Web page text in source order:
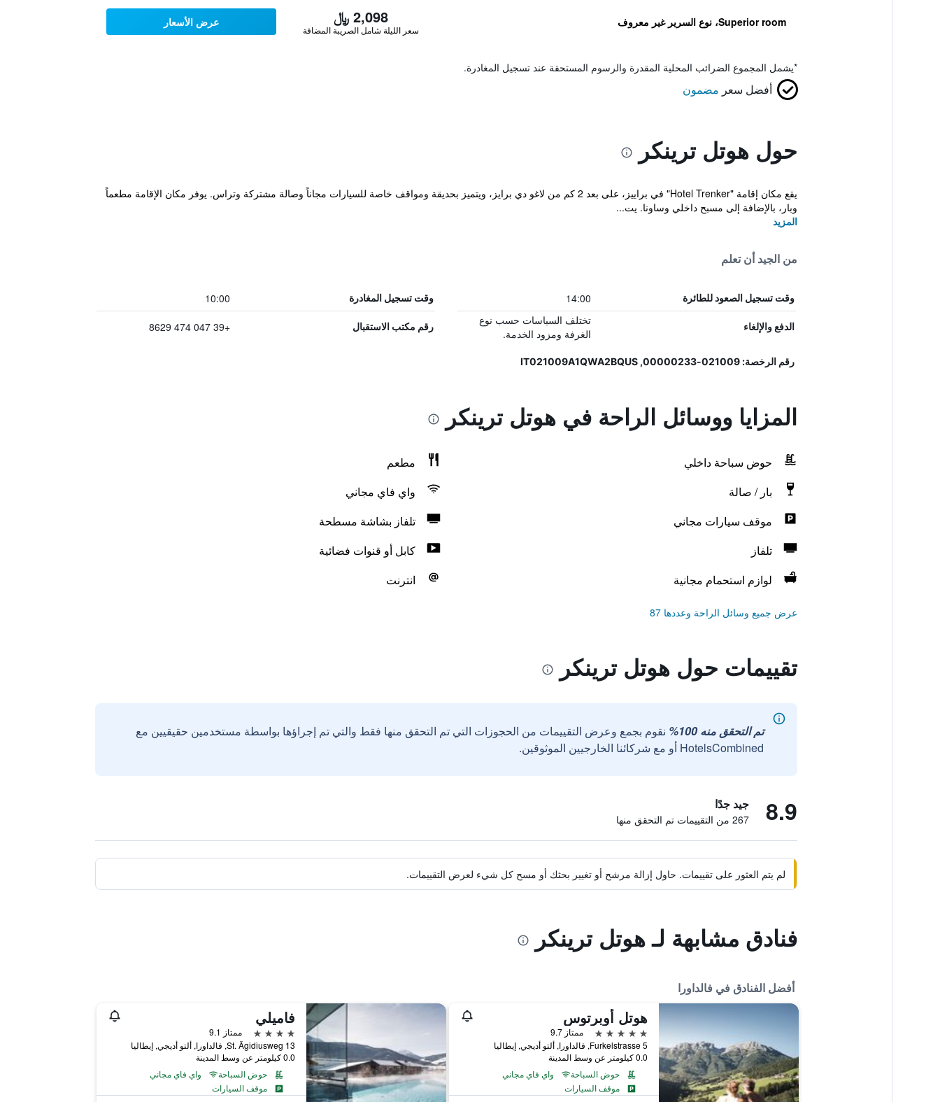
Superior room، نوع السرير غير معروف 2,098 ﷼
سعر الليلة شامل الصريبة المضافة
عرض الأسعار
*يشمل المجموع الضرائب المحلية المقدرة والرسوم المستحقة عند تسجيل المغادرة.
أفضل سعر مضمون
حول هوتل ترينكر
يقع مكان إقامة "Hotel Trenker" في براييز، على بعد 2 كم من لاغو دي برايز، ويتميز بحديقة ومواقف خاصة للسيارات مجاناً وصالة مشتركة وتراس. يوفر مكان الإقامة مطعماً
وبار، بالإضافة إلى مسبح داخلي وساونا. يت...
المزيد
من الجيد أن تعلم
وقت تسجيل الصعود للطائرة 14:00 وقت تسجيل المغادرة 10:00
الدفع والإلغاء
تختلف السياسات حسب نوع
الغرفة ومزود الخدمة.
رقم مكتب الاستقبال +39 047 474 8629
رقم الرخصة: 021009-00000233, IT021009A1QWA2BQUS
المزايا ووسائل الراحة في هوتل ترينكر
حوض سباحة داخلي
مطعم
بار / صالة
واي فاي مجاني
موقف سيارات مجاني
تلفاز بشاشة مسطحة
تلفاز
كابل أو قنوات فضائية
لوازم استحمام مجانية
انترنت
عرض جميع وسائل الراحة وعددها 87
تقييمات حول هوتل ترينكر
تم التحقق منه 100%
نقوم بجمع وعرض التقييمات من الحجوزات التي تم التحقق منها فقط والتي تم إجراؤها بواسطة مستخدمين حقيقيين مع
HotelsCombined أو مع شركائنا الخارجيين الموثوقين.
8.9 جيد جدًا
267 من التقييمات تم التحقق منها
لم يتم العثور على تقييمات. حاول إزالة مرشح أو تغيير بحثك أو مسح كل شيء لعرض التقييمات.
فنادق مشابهة لـ هوتل ترينكر
أفضل الفنادق في فالداورا
هوتل أوبرتوس
5 نجوم
ممتاز 9.7
Furkelstrasse 5, فالداورا, ألتو أديجي, إيطاليا
0.0 كيلومتر عن وسط المدينة
حوض السباحة
واي فاي مجاني
موقف السيارات
فاميلي
4 نجوم
ممتاز 9.1
St. Ägidiusweg 13, فالداورا, ألتو أديجي, إيطاليا
0.0 كيلومتر عن وسط المدينة
حوض السباحة
واي فاي مجاني
موقف السيارات